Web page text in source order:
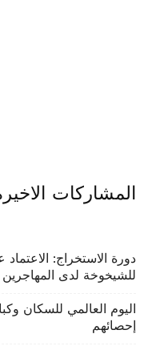
المشاركات
دورة الاستخراج: الاعتماد
للشيخوخة لدى
اليوم العالمي للسكان
إحصائهم